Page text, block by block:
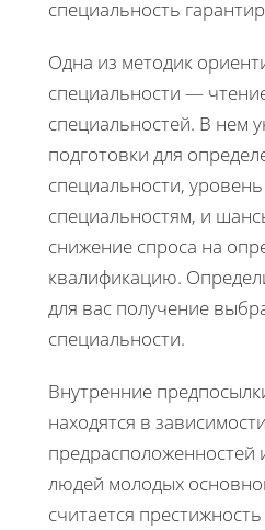
специальность
Одна из методик
специальности —
специальностей. В нем
подготовки для
специальности,
специальностям, и
снижение спроса на
квалификацию.
для вас получение
специальности.
Внутренние
находятся в
предрасположенностей
людей молодых
считается